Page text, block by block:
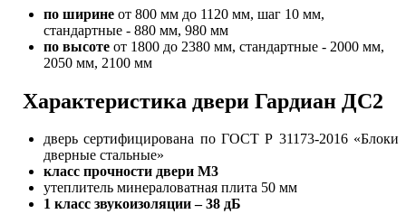
по ширине от 800 мм до 1120 мм, шаг 10 мм,
стандартные - 880 мм, 980 мм
по высоте от 1800 до 2380 мм, стандартные - 2000 мм,
2050 мм, 2100 мм
Характеристика двери Гардиан ДС2
дверь сертифицирована по ГОСТ Р 31173-2016 «Блоки
дверные стальные»
класс прочности двери М3
утеплитель минераловатная плита 50 мм
1 класс звукоизоляции – 38 дБ